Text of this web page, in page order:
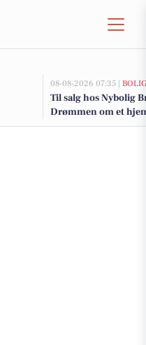
08-08-2026 07:35 |
Til salg hos Nybolig
Drømmen om et